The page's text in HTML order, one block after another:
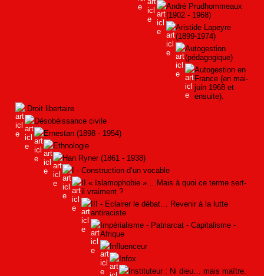
André Prudhommeaux
(1902 - 1968)
Aristide Lapeyre
(1899-1974)
Autogestion
(pédagogique)
Autogestion en
France (en mai-
juin 1968 et
ensuite).
Droit libertaire
Désobéissance civile
Ernestan (1898 - 1954)
Ethnologie
Han Ryner (1861 - 1938)
I - Construction d’un vocable
II « Islamophobie »… Mais à quoi ce terme sert-
il vraiment ?
III - Eclairer le débat… Revenir à la lutte
antiraciste
Impérialisme - Patriarcat - Capitalisme -
Afrique
Influenceur
Infox
Instituteur : Ni dieu… mais maître.